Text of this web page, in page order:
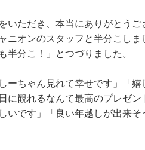
いただき、本当にありがとう
ニオンのスタッフと半分こし
半分こ！」とつづりました。
ーちゃん見れて幸せです」「
に観れるなんて最高のプレゼ
いです」「良い年越しが出来